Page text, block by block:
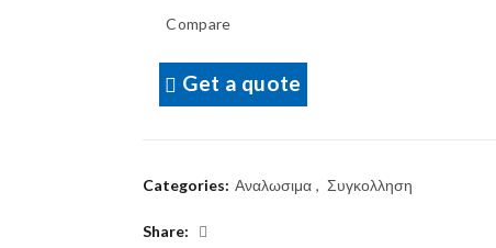
Compare
Get a quote
Categories: Αναλωσιμα , Συγκολληση
Share